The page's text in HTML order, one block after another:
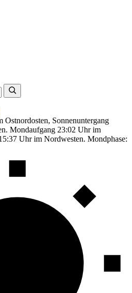
Ostnordosten, Sonnenuntergang
Mondaufgang 23:02 Uhr im
Uhr im Nordwesten. Mondphase: